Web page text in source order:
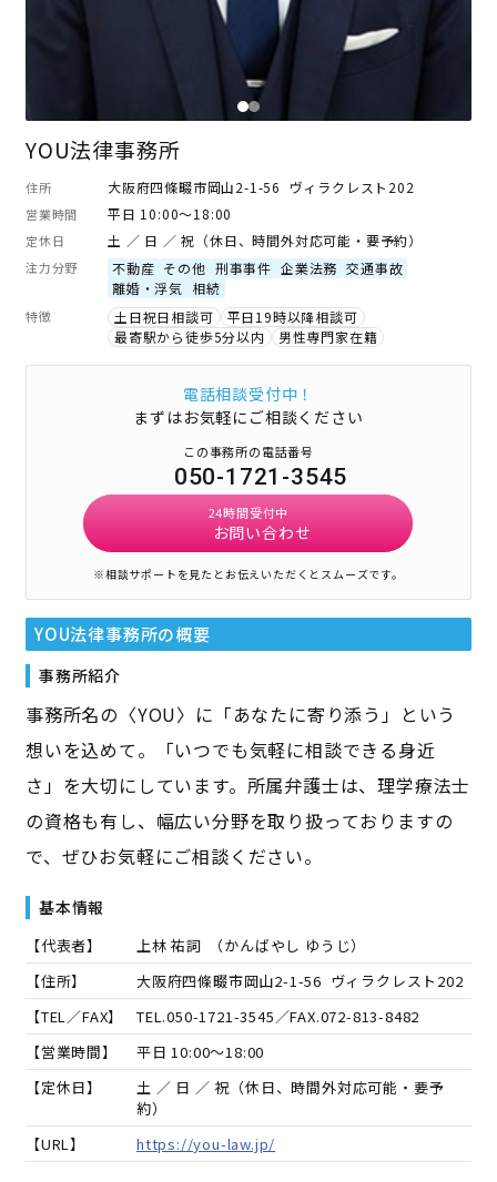
YOU法律事務所
住所 大阪府四條畷市岡山2-1-56 ヴィラクレスト202
営業時間 平日 10:00～18:00
定休日 土 ／ 日 ／ 祝（休日、時間外対応可能・要予約）
注力分野 不動産 その他 刑事事件 企業法務 交通事故
離婚・浮気
相続
特徴 土日祝日相談可
平日19時以降相談可
最寄駅から徒歩5分以内
男性専門家在籍
電話相談受付中！
まずはお気軽にご相談ください
この事務所の電話番号
050-1721-3545
24時間受付中
お問い合わせ
※相談サポートを見たとお伝えいただくとスムーズです。
YOU法律事務所の概要
事務所紹介
事務所名の〈YOU〉に「あなたに寄り添う」という
想いを込めて。「いつでも気軽に相談できる身近
さ」を大切にしています。所属弁護士は、理学療法士
の資格も有し、幅広い分野を取り扱っておりますの
で、ぜひお気軽にご相談ください。
基本情報
【代表者】 上林 祐詞 （かんばやし ゆうじ）
【住所】
大阪府四條畷市岡山2-1-56 ヴィラクレスト202
【TEL／FAX】
TEL.050-1721-3545／FAX.072-813-8482
【営業時間】
平日 10:00～18:00
【定休日】
土 ／ 日 ／ 祝（休日、時間外対応可能・要予
約）
【URL】
https://you-law.jp/